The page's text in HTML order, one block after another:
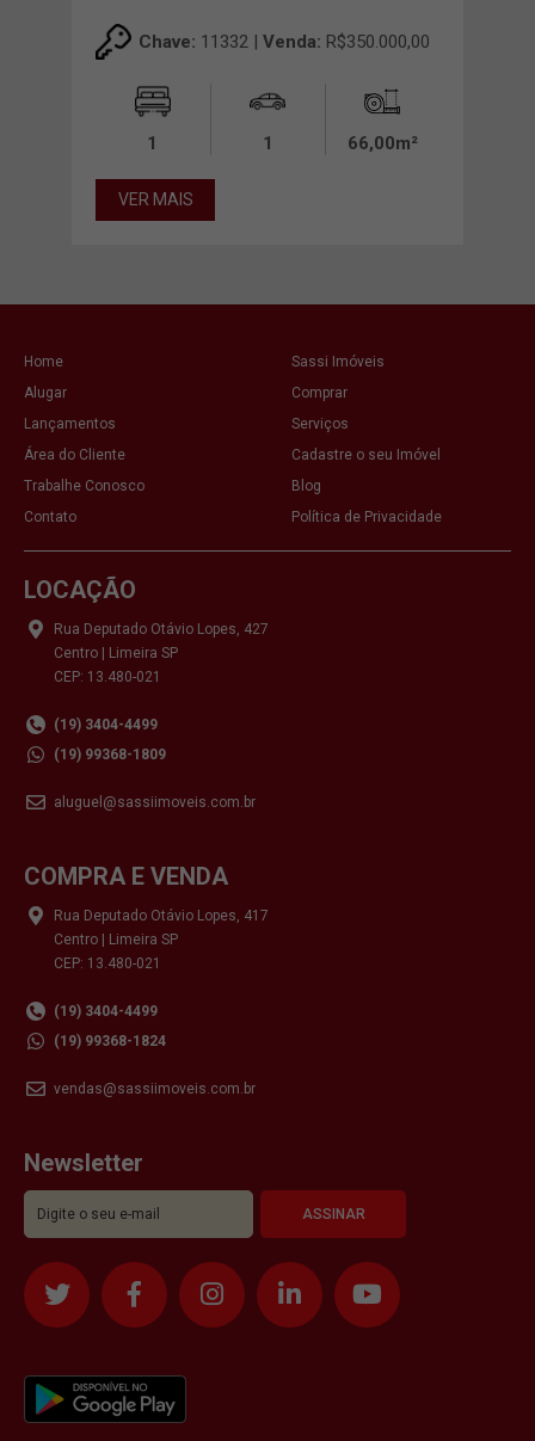
Chave: 11332 | Venda: R$350.000,00
1 1 66,00m²
VER MAIS
Home
Sassi Imóveis
Alugar
Comprar
Lançamentos
Serviços
Área do Cliente
Cadastre o seu Imóvel
Trabalhe Conosco
Blog
Contato
Política de Privacidade
LOCAÇÃO
Rua Deputado Otávio Lopes, 427
Centro | Limeira SP
CEP: 13.480-021
(19) 3404-4499
(19) 99368-1809
aluguel@sassiimoveis.com.br
COMPRA E VENDA
Rua Deputado Otávio Lopes, 417
Centro | Limeira SP
CEP: 13.480-021
(19) 3404-4499
(19) 99368-1824
vendas@sassiimoveis.com.br
Newsletter